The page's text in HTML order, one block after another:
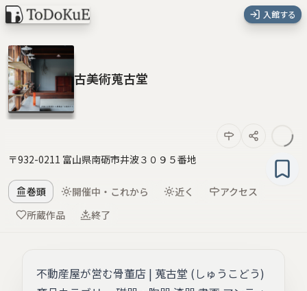
入館する
古美術蒐古堂
〒932-0211 富山県南砺市井波３０９５番地
巻頭 開催中・これから 近く
アクセス
所蔵作品
終了
不動産屋が営む骨董店 | 蒐古堂 (しゅうこどう)